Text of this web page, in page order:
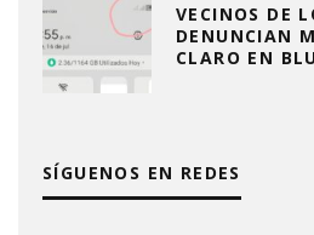
VECINOS DE
DENUNCIAN
CLARO EN
SÍGUENOS EN REDES